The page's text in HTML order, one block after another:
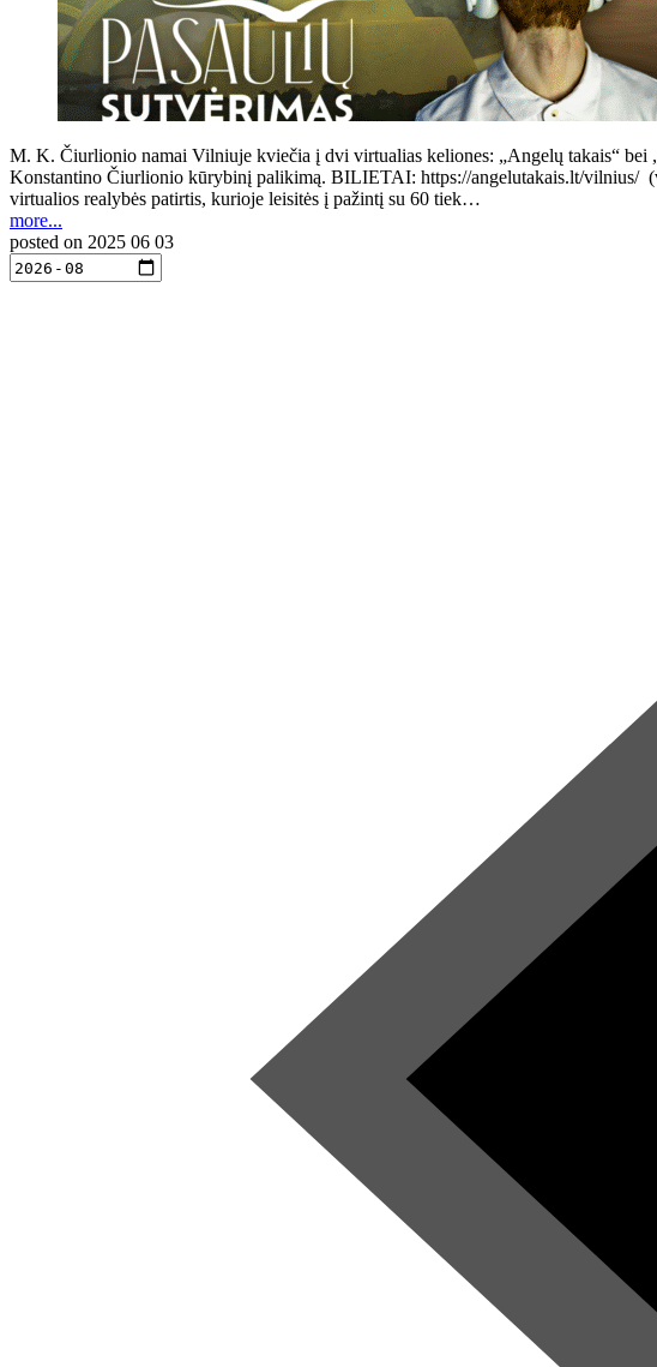
M. K. Čiurlionio namai Vilniuje kviečia į dvi virtualias keliones: „Angelų takais“
Konstantino Čiurlionio kūrybinį palikimą. BILIETAI: https://angelutakais.lt/vilnius/
virtualios realybės patirtis, kurioje leisitės į pažintį su 60 tiek…
more...
posted on 2025 06 03